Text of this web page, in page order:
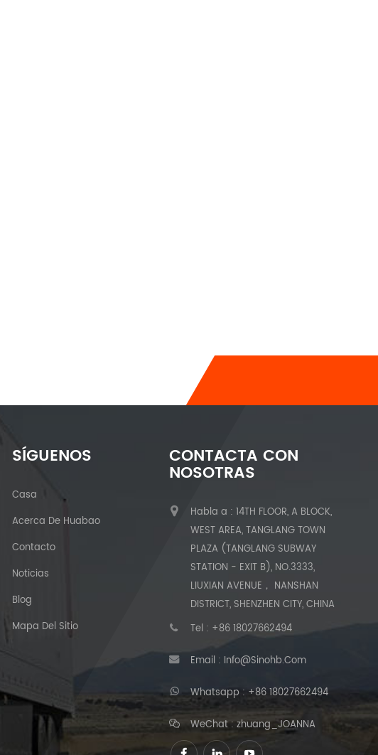
SÍGUENOS
Casa
Acerca De Huabao
Contacto
Noticias
Blog
Mapa Del Sitio
CONTACTA CON
NOSOTRAS
Habla a : 14TH FLOOR, A BLOCK,
WEST AREA, TANGLANG TOWN
PLAZA (TANGLANG SUBWAY
STATION - EXIT B), NO.3333,
LIUXIAN AVENUE， NANSHAN
DISTRICT, SHENZHEN CITY, CHINA
Tel : +86 18027662494
Email : Info@sinohb.com
Whatsapp : +86 18027662494
WeChat : zhuang_JOANNA